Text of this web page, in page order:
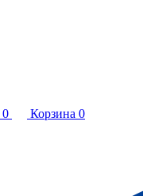
0 Корзина 0